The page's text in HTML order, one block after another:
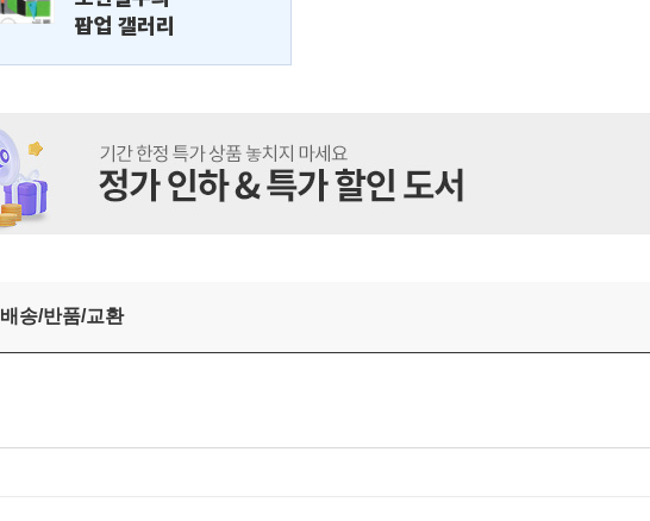
팝업 갤러리
배송/반품/교환